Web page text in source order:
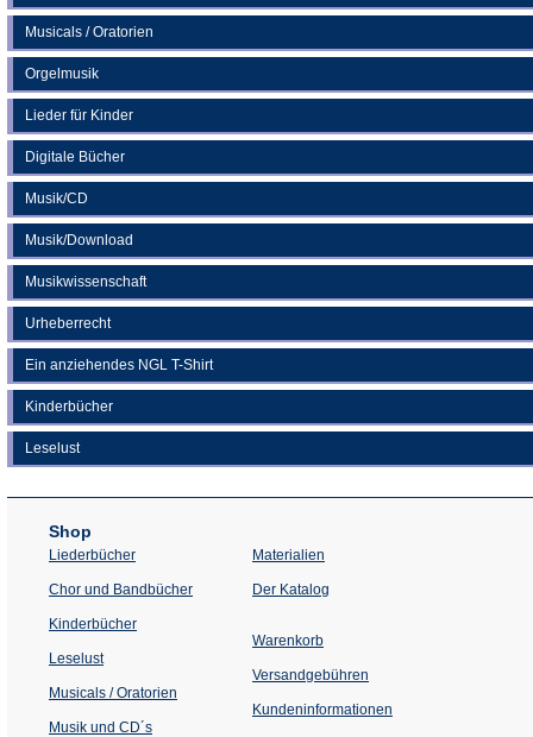
Musicals / Oratorien
Orgelmusik
Lieder für Kinder
Digitale Bücher
Musik/CD
Musik/Download
Musikwissenschaft
Urheberrecht
Ein anziehendes NGL T-Shirt
Kinderbücher
Leselust
Shop
Liederbücher
Chor und Bandbücher
Kinderbücher
Leselust
Musicals / Oratorien
Musik und CD´s
Materialien
Der Katalog
Warenkorb
Versandgebühren
Kundeninformationen